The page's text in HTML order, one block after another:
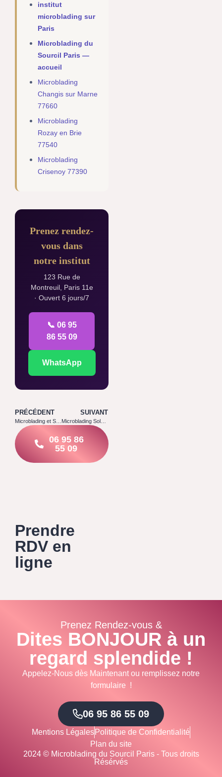
institut
microblading sur
Paris
Microblading du
Sourcil Paris —
accueil
Microblading
Changis sur Marne
77660
Microblading
Rozay en Brie
77540
Microblading
Crisenoy 77390
Prenez rendez-
vous dans
notre institut
123 Rue de
Montreuil, Paris 11e
· Ouvert 6 jours/7
📞 06 95
86 55 09
WhatsApp
PRÉCÉDENT SUIVANT
06 95 86
55 09
Prendre
RDV en
ligne
Prenez Rendez-vous &
Dites BONJOUR à un
regard splendide !
Appelez-Nous dès Maintenant ou remplissez notre
formulaire !
06 95 86 55 09
Mentions LégalesPolitique de Confidentialité
Plan du site
2024 © Microblading du Sourcil Paris - Tous droits
Résérvés